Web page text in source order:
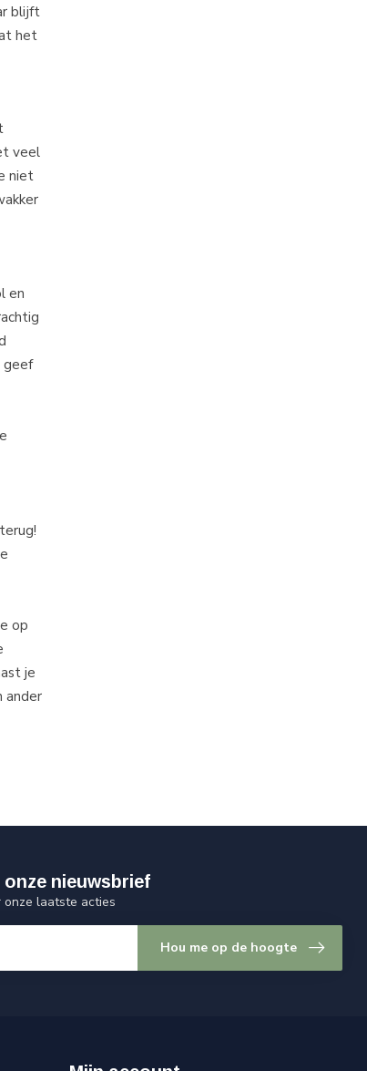
blijft
het
veel
niet
en
geef
op
je
ander
nieuwsbrief
laatste acties
Hou me op de hoogte